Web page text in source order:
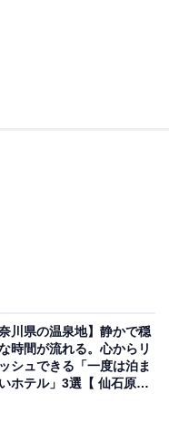
」は、イギリスの
した「湯布院フロー
す。宿泊者専用の
奈川県の温泉地】静かで穏
時間が流れる。心からリ
シュできる「一度は泊ま
ホテル」3選【 仙石原温